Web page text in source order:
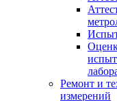
Ремонт и
измерений